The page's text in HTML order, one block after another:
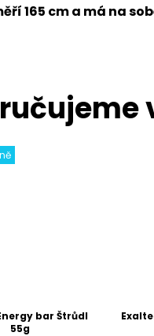
bar Štrůdl
55g
165 cm a má na